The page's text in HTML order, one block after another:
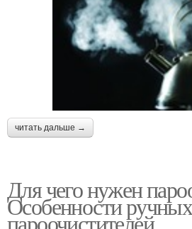
читать дальше →
Для чего нужен
Особенности ручных